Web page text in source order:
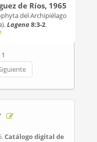
de Ríos, 1965
del Archipiélago
Lagena8:3-2.
Catálogo digital de